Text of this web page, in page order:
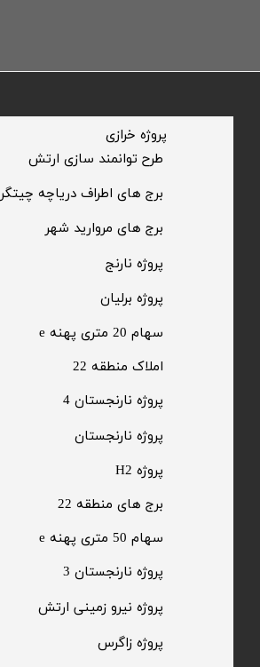
​طرح توانمند سازی ارتش
سهام 20 متری پهنه e​​​​​​​
​سهام 50 متری پهنه e
​املاک منطقه 22
برج های منطقه 22
​پروژه خرازی
پروژه برلیان
پروژه H2
​پروژه زاگرس
​پروژه نارنج
​پروژه نارنجستان
​پروژه نیرو زمینی ارتش
​برج های اطراف دریاچه چیتگر
​برج های مروارید شهر
پروژه نارنجستان 4
​پروژه نارنجستان 3